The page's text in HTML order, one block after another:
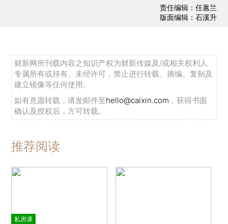
责任编辑：任蕙兰
版面编辑：石溪升
财新网所刊载内容之知识产权为财新传媒及/或相关权利人
专属所有或持有。未经许可，禁止进行转载、摘编、复制及
建立镜像等任何使用。
如有意愿转载，请发邮件至hello@caixin.com ，获得书面
确认及授权后，方可转载。
推荐阅读
私房课